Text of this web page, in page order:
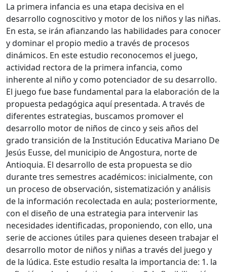
La primera infancia es una etapa decisiva en el
desarrollo cognoscitivo y motor de los niños y las niñas.
En esta, se irán afianzando las habilidades para conocer
y dominar el propio medio a través de procesos
dinámicos. En este estudio reconocemos el juego,
actividad rectora de la primera infancia, como
inherente al niño y como potenciador de su desarrollo.
El juego fue base fundamental para la elaboración de la
propuesta pedagógica aquí presentada. A través de
diferentes estrategias, buscamos promover el
desarrollo motor de niños de cinco y seis años del
grado transición de la Institución Educativa Mariano De
Jesús Eusse, del municipio de Angostura, norte de
Antioquia. El desarrollo de esta propuesta se dio
durante tres semestres académicos: inicialmente, con
un proceso de observación, sistematización y análisis
de la información recolectada en aula; posteriormente,
con el diseño de una estrategia para intervenir las
necesidades identificadas, proponiendo, con ello, una
serie de acciones útiles para quienes deseen trabajar el
desarrollo motor de niños y niñas a través del juego y
de la lúdica. Este estudio resalta la importancia de: 1. la